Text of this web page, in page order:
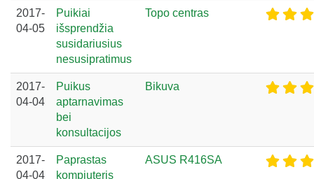
2017-
04-05
Puikiai
išsprendžia
susidariusius
nesusipratimus
Topo centras
2017-
04-04
Puikus
aptarnavimas
bei
konsultacijos
Bikuva
2017-
04-04
Paprastas
kompiuteris
ASUS R416SA